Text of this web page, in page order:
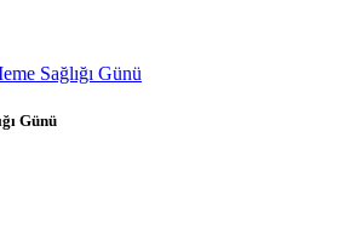
Sağlığı Günü
Günü